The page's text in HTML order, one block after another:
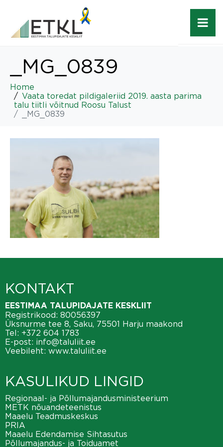
_MG_0839
Home
Vaata toredat pildigaleriid 2019. aasta parima
talu tiitli võitnud Roosu Talust
_MG_0839
KONTAKT
EESTIMAA TALUPIDAJATE KESKLIIT
Registrikood: 80056397
Üksnurme tee 8, Saku, 75501 Harju maakond
Tel: +372 604 1783
E-post: info@taluliit.ee
Veebileht: www.taluliit.ee
KASULIKUD LINGID
Regionaal- ja Põllumajandusministeerium
METK nõuandeteenistus
Maaelu Teadmuskeskus
PRIA
Maaelu Edendamise Sihtasutus
Põllumajandus- ja Toiduamet